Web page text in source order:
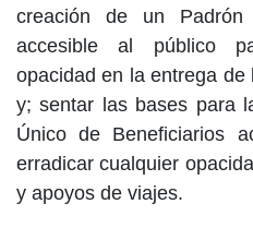
creación de un Padrón
accesible al público
opacidad en la entrega
y; sentar las bases para
Único de Beneficiarios
erradicar cualquier
y apoyos de viajes.